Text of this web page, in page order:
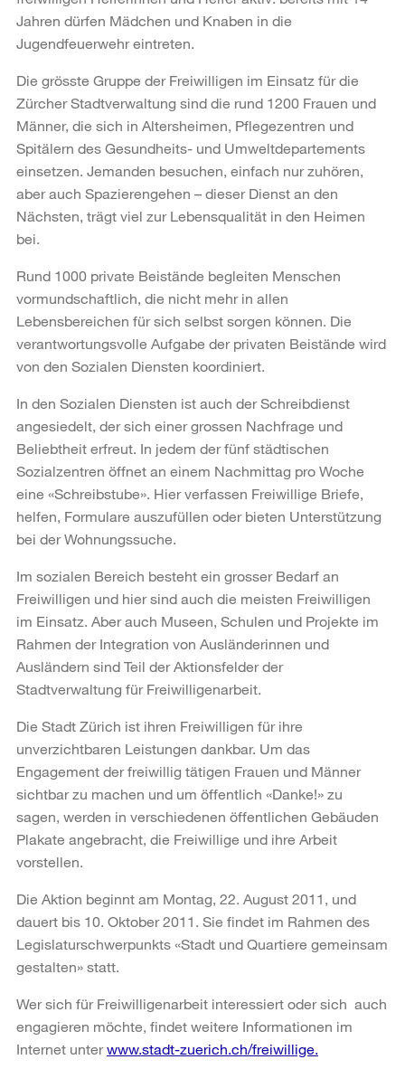
Jahren dürfen Mädchen und Knaben in die
Jugendfeuerwehr eintreten.
Die grösste Gruppe der Freiwilligen im Einsatz für die
Zürcher Stadtverwaltung sind die rund 1200 Frauen und
Männer, die sich in Altersheimen, Pflegezentren und
Spitälern des Gesundheits- und Umweltdepartements
einsetzen. Jemanden besuchen, einfach nur zuhören,
aber auch Spazierengehen – dieser Dienst an den
Nächsten, trägt viel zur Lebensqualität in den Heimen
bei.
Rund 1000 private Beistände begleiten Menschen
vormundschaftlich, die nicht mehr in allen
Lebensbereichen für sich selbst sorgen können. Die
verantwortungsvolle Aufgabe der privaten Beistände wird
von den Sozialen Diensten koordiniert.
In den Sozialen Diensten ist auch der Schreibdienst
angesiedelt, der sich einer grossen Nachfrage und
Beliebtheit erfreut. In jedem der fünf städtischen
Sozialzentren öffnet an einem Nachmittag pro Woche
eine «Schreibstube». Hier verfassen Freiwillige Briefe,
helfen, Formulare auszufüllen oder bieten Unterstützung
bei der Wohnungssuche.
Im sozialen Bereich besteht ein grosser Bedarf an
Freiwilligen und hier sind auch die meisten Freiwilligen
im Einsatz. Aber auch Museen, Schulen und Projekte im
Rahmen der Integration von Ausländerinnen und
Ausländern sind Teil der Aktionsfelder der
Stadtverwaltung für Freiwilligenarbeit.
Die Stadt Zürich ist ihren Freiwilligen für ihre
unverzichtbaren Leistungen dankbar. Um das
Engagement der freiwillig tätigen Frauen und Männer
sichtbar zu machen und um öffentlich «Danke!» zu
sagen, werden in verschiedenen öffentlichen Gebäuden
Plakate angebracht, die Freiwillige und ihre Arbeit
vorstellen.
Die Aktion beginnt am Montag, 22. August 2011, und
dauert bis 10. Oktober 2011. Sie findet im Rahmen des
Legislaturschwerpunkts «Stadt und Quartiere gemeinsam
gestalten» statt.
Wer sich für Freiwilligenarbeit interessiert oder sich auch
engagieren möchte, findet weitere Informationen im
Internet unterwww.stadt-zuerich.ch/freiwillige.